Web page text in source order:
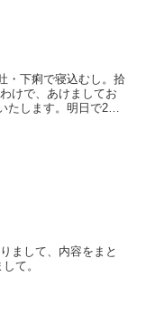
・下痢で寝込むし。拾
たします。明日で2月
まして、内容をまと
まして。